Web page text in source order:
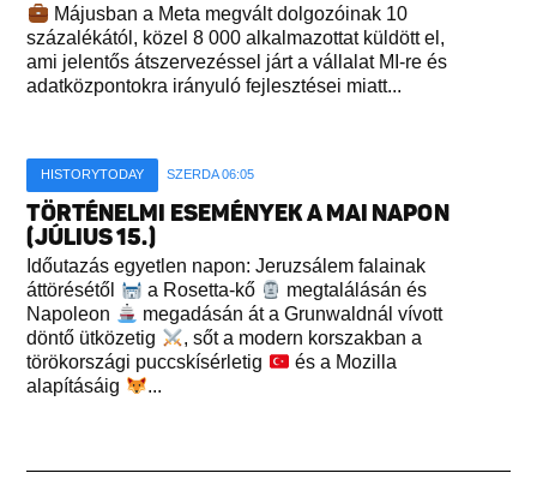
Májusban a Meta megvált dolgozóinak 10
százalékától, közel 8 000 alkalmazottat küldött el,
ami jelentős átszervezéssel járt a vállalat MI-re és
adatközpontokra irányuló fejlesztései miatt...
HISTORYTODAY SZERDA 06:05
TÖRTÉNELMI ESEMÉNYEK A MAI NAPON
(JÚLIUS 15.)
Időutazás egyetlen napon: Jeruzsálem falainak
áttörésétől
a Rosetta-kő
megtalálásán és
Napoleon
megadásán át a Grunwaldnál vívott
döntő ütközetig
, sőt a modern korszakban a
törökországi puccskísérletig
és a Mozilla
alapításáig
...